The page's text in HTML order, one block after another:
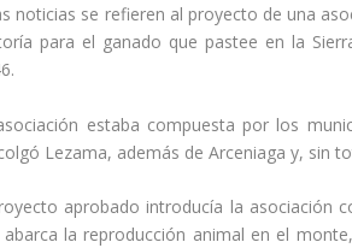
noticias se refieren al proyecto de una
para el ganado que pastee en la
estaba compuesta por los
Lezama, además de Arceniaga y, sin
aprobado introducí­a la asociación
abarca la reproducción animal en el